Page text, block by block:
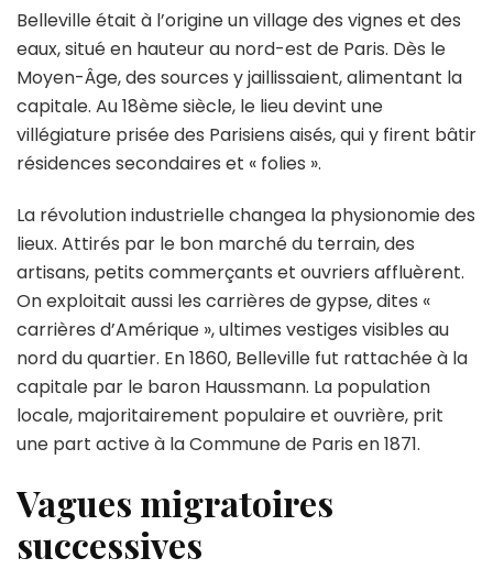
mutation
Belleville était à l’origine un village des vignes et des
eaux, situé en hauteur au nord-est de Paris. Dès le
Moyen-Âge, des sources y jaillissaient, alimentant la
capitale. Au 18ème siècle, le lieu devint une
villégiature prisée des Parisiens aisés, qui y firent bâtir
résidences secondaires et « folies ».
La révolution industrielle changea la physionomie des
lieux. Attirés par le bon marché du terrain, des
artisans, petits commerçants et ouvriers affluèrent.
On exploitait aussi les carrières de gypse, dites «
carrières d’Amérique », ultimes vestiges visibles au
nord du quartier. En 1860, Belleville fut rattachée à la
capitale par le baron Haussmann. La population
locale, majoritairement populaire et ouvrière, prit
une part active à la Commune de Paris en 1871.
Vagues migratoires
successives